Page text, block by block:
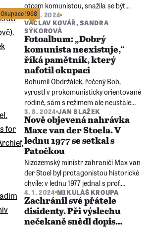
otcem komunistou, snažila se být
maminkou i televizní hvězdou. Před 57
lety seděla ve studiu před namířenými
sovětskými samopaly. Její úspěšnou
profesní kariéru pak ukončili
komunisté.
Okupace 196825. 8. 2024
VÁCLAV KOVÁŘ,SANDRA
SÝKOROVÁ
Fotoalbum: „Dobrý
komunista neexistuje,“
říká pamětník, který
nafotil okupaci
Bohumil Obdržálek, řečený Bob,
vyrostl v prokomunisticky orientované
rodině, sám s režimem ale neustále
bojoval, často i pěstmi. V Holešově a
Zlíně dokumentoval vpád vojsk
Varšavské smlouvy, byl vězněn,
podepsal Chartu 77 a věnoval se
samizdatu. Nakonec emigroval.
3. 8. 2024 JAN BLAŽEK
Nově objevená nahrávka
Maxe van der Stoela. V
lednu 1977 se setkal s
Patočkou
Nizozemský ministr zahraničí Max van
der Stoel byl protagonistou historické
chvíle: v lednu 1977 jednal s prof.
Patočkou, mluvčím Charty 77. Ta tak
vstoupila do mezinárodního povědomí
a komunistický režim s ní musel
počítat. Dnes by politik oslavil sté
4. 1. 2024 MIKULÁŠ KROUPA
Zachránil své přátele
disidenty. Při výslechu
nečekaně snědl dopis…